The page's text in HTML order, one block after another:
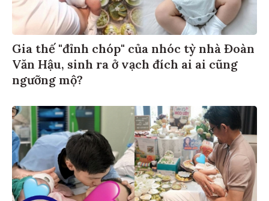
Gia thế "đỉnh chóp" của nhóc tỳ nhà Đoàn
Văn Hậu, sinh ra ở vạch đích ai ai cũng
ngưỡng mộ?